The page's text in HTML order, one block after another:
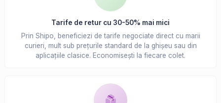
Tarife de retur cu 30-50% mai mici
Prin Shipo, beneficiezi de tarife negociate direct cu marii
curieri, mult sub prețurile standard de la ghișeu sau din
aplicațiile clasice. Economisești la fiecare colet.